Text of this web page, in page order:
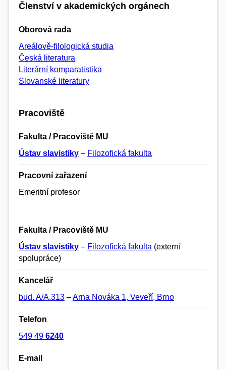
Členství v akademických orgánech
Oborová rada
Areálově-filologická studia
Česká literatura
Literární komparatistika
Slovanské literatury
Pracoviště
Fakulta / Pracoviště MU
Ústav slavistiky – Filozofická fakulta
Pracovní zařazení
Emeritní profesor
Fakulta / Pracoviště MU
Ústav slavistiky – Filozofická fakulta (externí
spolupráce)
Kancelář
bud. A/A.313 –Arna Nováka 1, Veveří, Brno
Telefon
549 49 6240
E-mail